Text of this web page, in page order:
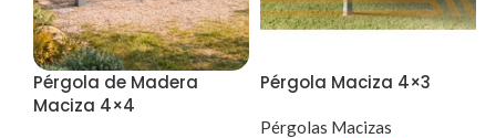
Pérgola de Madera
Maciza 4×4
Pérgola Maciza 4×3
Pérgolas Macizas